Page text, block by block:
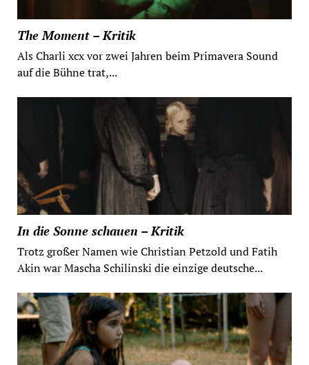
The Moment – Kritik
Als Charli xcx vor zwei Jahren beim Primavera Sound
auf die Bühne trat,...
In die Sonne schauen – Kritik
Trotz großer Namen wie Christian Petzold und Fatih
Akin war Mascha Schilinski die einzige deutsche...